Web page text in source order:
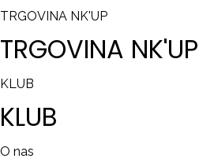
TRGOVINA NK'UP
TRGOVINA NK'UP
KLUB
KLUB
O nas